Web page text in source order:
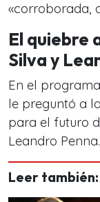
«corroborada,
El quiebre
Silva y
En el
le preguntó a
para el futuro
Leandro Penna.
Leer también: